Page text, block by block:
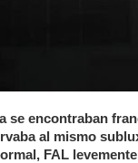
se encontraban
al mismo
FAL